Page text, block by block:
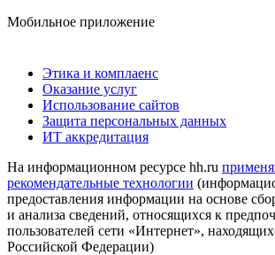
Мобильное приложение
Этика и комплаенс
Оказание услуг
Использование сайтов
Защита персональных данных
ИТ аккредитация
На информационном ресурсе hh.ru
рекомендательные технологии
предоставления информации на основе
и анализа сведений, относящихся к
пользователей сети «Интернет»,
Российской Федерации)